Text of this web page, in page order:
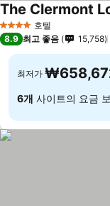
4 성급 호텔
The Clermont
8.9 최고 좋음 15,758
최저가
6개 사이트의 요금